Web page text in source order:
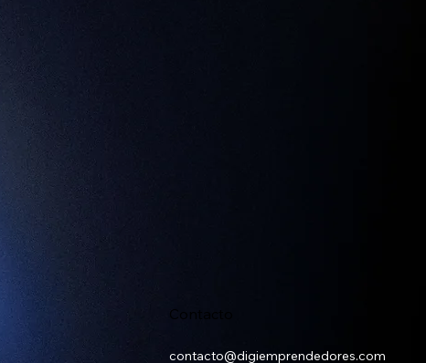
Contacto
contacto@digiemprendedores.com